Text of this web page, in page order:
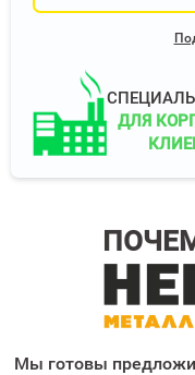
ДЛЯ
Мы готовы